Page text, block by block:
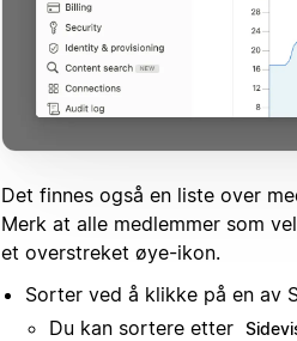
Det finnes også en liste over
Merk at alle medlemmer som
et overstreket øye-ikon.
Sorter ved å klikke på en av
Du kan sortere etter